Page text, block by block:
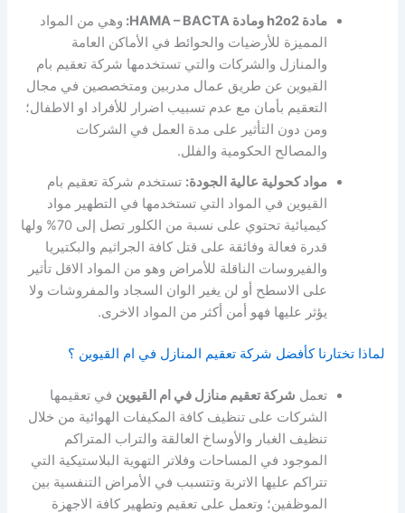
مادة h2o2 ومادة HAMA – BACTA:
وهي من المواد
المميزة للأرضيات والحوائط في الأماكن العامة
والمنازل والشركات والتي تستخدمها شركة تعقيم بام
القيوين عن طريق عمال مدربين ومتخصصين في مجال
التعقيم بأمان مع عدم تسبيب اضرار للأفراد او الاطفال؛
ومن دون التأثير على مدة العمل في الشركات
والمصالح الحكومية والفلل.
مواد كحولية عالية الجودة: تستخدم شركة تعقيم بام
القيوين في المواد التي تستخدمها في التطهير مواد
كيميائية تحتوي على نسبة من الكلور تصل إلى 70% ولها
قدرة فعالة وفائقة على قتل كافة الجراثيم والبكتيريا
والفيروسات الناقلة للأمراض وهو من المواد الاقل تأثير
على الاسطح أو لن يغير الوان السجاد والمفروشات ولا
يؤثر عليها فهو أمن أكثر من المواد الاخرى.
لماذا تختارنا كأفضل شركة تعقيم المنازل في ام القيوين ؟
تعمل شركة تعقيم منازل في ام القيوين في تعقيمها
الشركات على تنظيف كافة المكيفات الهوائية من خلال
تنظيف الغبار والأوساخ العالقة والتراب المتراكم
الموجود في المساحات وفلاتر التهوية البلاستيكية التي
تتراكم عليها الاتربة وتتسبب في الأمراض التنفسية بين
الموظفين؛ وتعمل على تعقيم وتطهير كافة الاجهزة